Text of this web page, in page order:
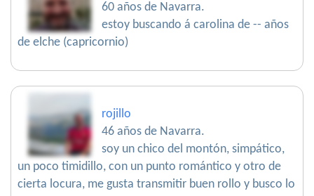
60 años de Navarra.
estoy buscando á carolina de -- años
de elche (capricornio)
rojillo
46 años de Navarra.
soy un chico del montón, simpático,
un poco timidillo, con un punto romántico y otro de
cierta locura, me gusta transmitir buen rollo y busco lo